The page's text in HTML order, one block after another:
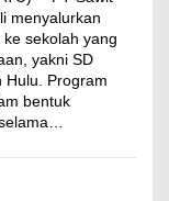
menyalurkan
sekolah yang
yakni SD
Hulu. Program
bentuk